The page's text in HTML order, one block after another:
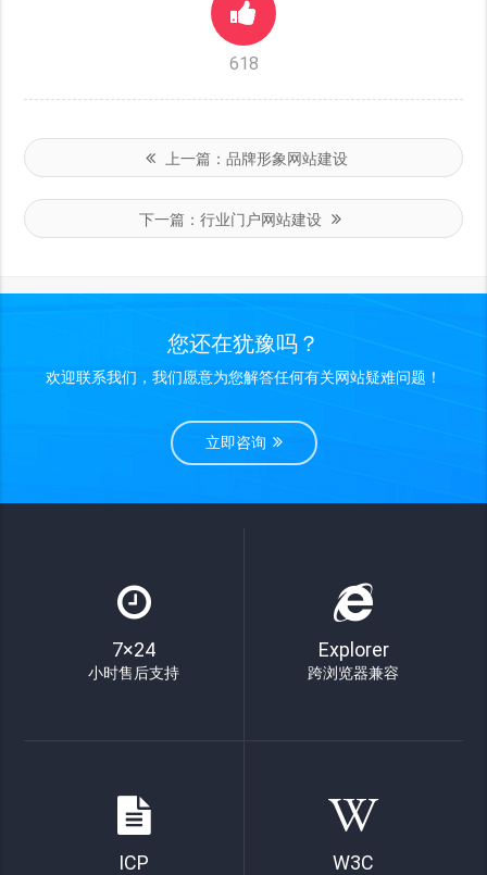
618
上一篇： 品牌形象网站建设
下一篇：行业门户网站建设
您还在犹豫吗？
欢迎联系我们，我们愿意为您解答任何有关网站疑难问题！
立即咨询
7×24
小时售后支持
Explorer
跨浏览器兼容
ICP W3C